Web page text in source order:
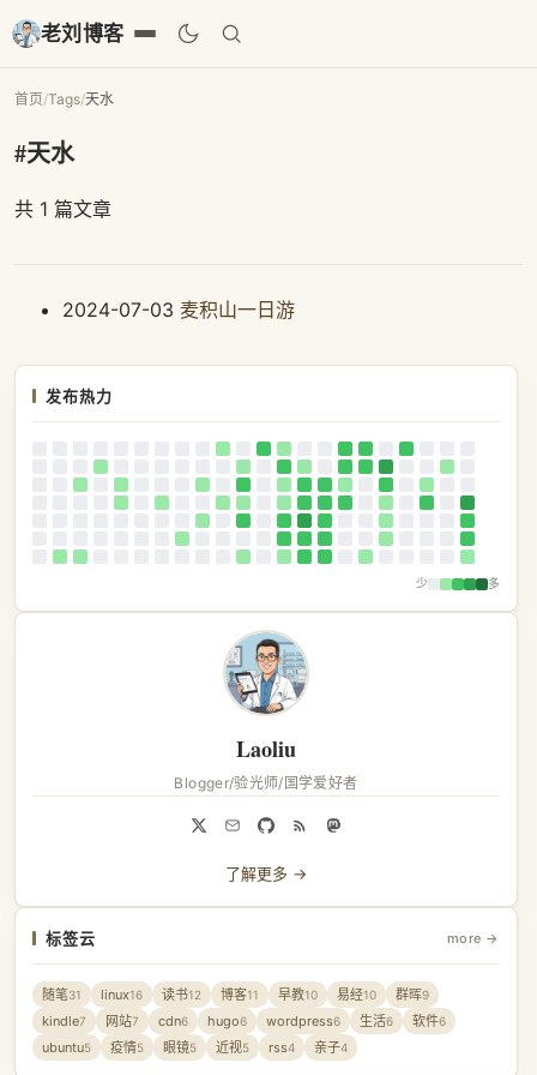
老刘博客
首页/Tags/天水
#天水
共 1 篇文章
2024-07-03 麦积山一日游
发布热力
少 多
Laoliu
Blogger/验光师/国学爱好者
了解更多 →
标签云 more →
随笔31 linux16 读书12 博客11 早教10 易经10 群晖9
kindle7 网站7 cdn6 hugo6 wordpress6 生活6 软件6
ubuntu5 疫情5 眼镜5 近视5 rss4 亲子4